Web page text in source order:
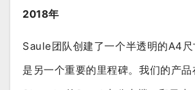
2018年
Saule团队创建了一个半透明的A4
是另一个重要的里程碑。我们的产